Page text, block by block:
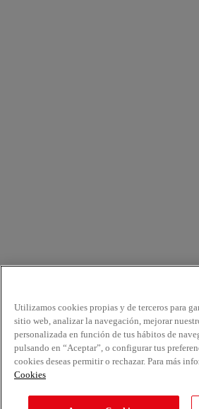
Utilizamos cookies propias y de terceros para
sitio web, analizar la navegación, mejorar
personalizada en función de tus hábitos de
pulsando en “Aceptar”, o configurar tus
cookies deseas permitir o rechazar. Para más
Cookies